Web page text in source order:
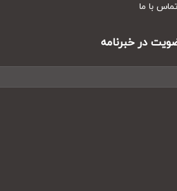
با ما
در خبرنامه